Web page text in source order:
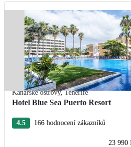
Kanárské ostrovy,Tenerife
Hotel Blue Sea Puerto Resort
4.5 166 hodnocení zákazníků
23 990